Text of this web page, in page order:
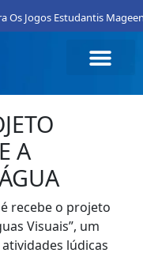
Jogos Estudantis
A
recebe o projeto
Visuais”, um
lúdicas